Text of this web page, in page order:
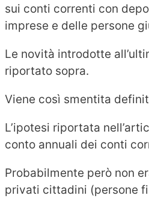
sui conti correnti con
imprese e delle persone
Le novità introdotte
riportato sopra.
Viene così smentita
L’ipotesi riportata
conto annuali dei conti
Probabilmente però non
privati cittadini (persone